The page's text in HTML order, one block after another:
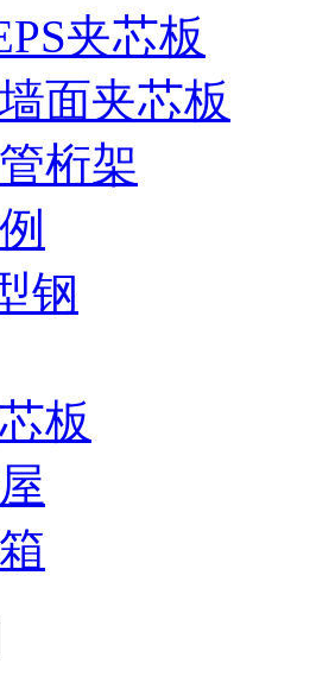
夹芯板
面夹芯板
桁架
钢
板